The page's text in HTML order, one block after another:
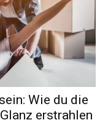
Wie du die
erstrahlen